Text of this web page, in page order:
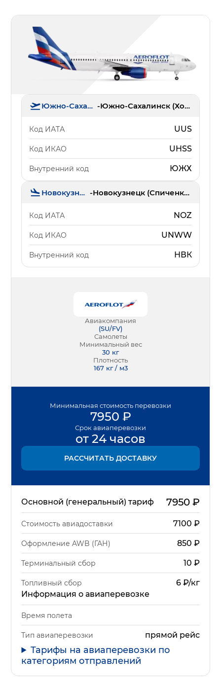
Южно-Сахалинск - Южно-Сахалинск (Хомутово)
Код ИАТА UUS
Код ИКАО UHSS
Внутренний код ЮЖХ
Новокузнецк - Новокузнецк (Спиченково)
Код ИАТА NOZ
Код ИКАО UNWW
Внутренний код НВК
Авиакомпания
(SU/FV)
Самолеты
Минимальный вес
30 кг
Плотность
167 кг / м3
Минимальная стоимость перевозки
7950 ₽
Срок авиаперевозки
от 24 часов
РАССЧИТАТЬ ДОСТАВКУ
Основной (генеральный) тариф 7950₽
Стоимость авиадоставки 7100 ₽
Оформление AWB (ГАН) 850 ₽
Терминальный сбор 10 ₽
Топливный сбор
6 ₽/кг
Информация о авиаперевозке
Время полета
Тип авиаперевозки прямой рейс
Тарифы на авиаперевозки по
категориям отправлений